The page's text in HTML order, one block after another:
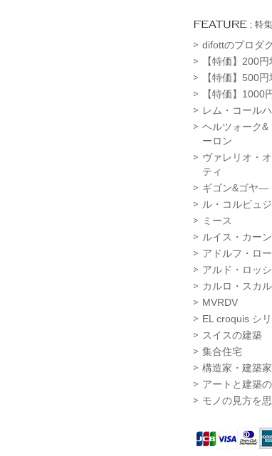
difottのプロダ
【特価】200
【特価】500
【特価】1000
レム・コール
ヘルツォーク&
ーロン
ヴァレリオ・
ティ
ギゴン&ゴヤ―
ル・コルビュ
ミース
ルイス・カーン
アドルフ・ロ
アルド・ロッシ
カルロ・スカ
MVRDV
EL croquis シ
スイスの建築
集合住宅
構造家・建築家
アートと建築
モノの見方を